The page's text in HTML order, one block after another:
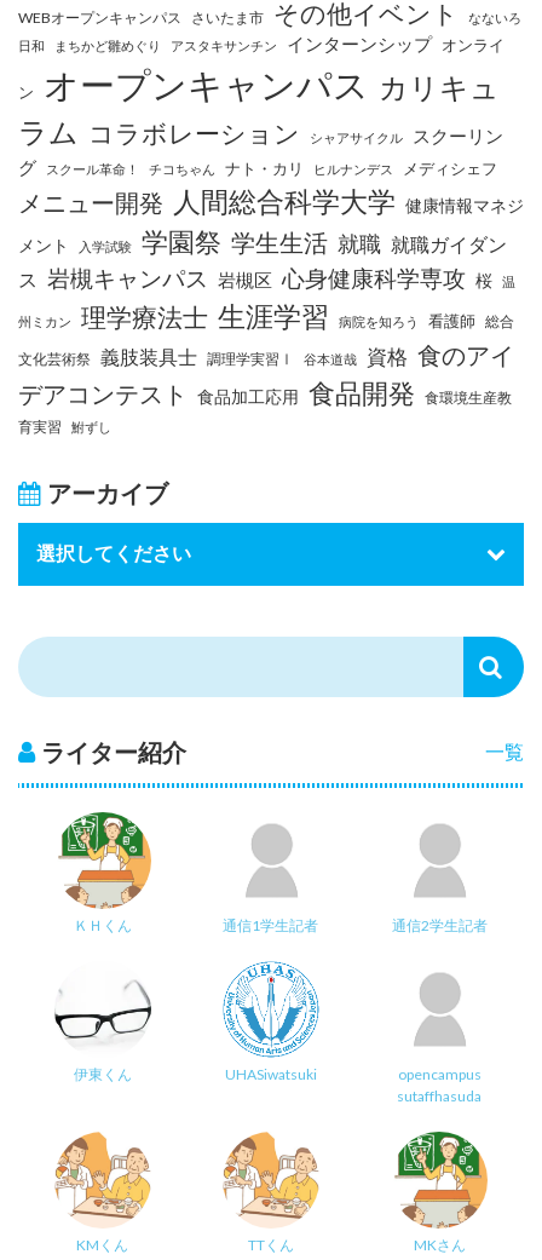
WEBオープンキャンパス さいたま市 その他イベント
なないろ
日和
まちかど雛めぐり アスタキサンチン インターンシップ オンライ
ン オープンキャンパス カリキュ
ラム コラボレーション シャアサイクル
スクーリン
グ
スクール革命！ チコちゃん ナト・カリ ヒルナンデス メディシェフ
メニュー開発 人間総合科学大学 健康情報マネジ
メント
入学試験 学園祭 学生生活 就職 就職ガイダン
ス 岩槻キャンパス 岩槻区 心身健康科学専攻 桜 温
州ミカン 理学療法士 生涯学習 病院を知ろう 看護師 総合
文化芸術祭 義肢装具士 調理学実習Ⅰ 谷本道哉 資格 食のアイ
デアコンテスト
食品加工応用 食品開発 食環境生産教
育実習
鮒ずし
アーカイブ
一覧
ライター紹介
ＫＨくん 通信1学生記者 通信2学生記者
伊東くん UHASiwatsuki
opencampus
sutaffhasuda
KMくん TTくん MKさん